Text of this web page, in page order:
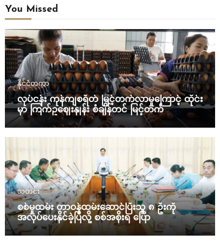
You Missed
နိုင်ငံတကာ
လုပ်ငန်း ကုန်ကျစရိတ် မြင့်တက်လာမှုကြောင့် ထိုင်း
မှာ ကြက်ဥဈေးနှုန်း စံချိန်တင် မြင့်တက်
သတင်း
စစ်မှုထမ်း တာဝန်ထမ်းဆောင်ပြီးသူ ၈ ဦးကို
အလုပ်ပေးနိုင်ခဲ့ပြီလို့ စစ်အစိုးရ ပြော